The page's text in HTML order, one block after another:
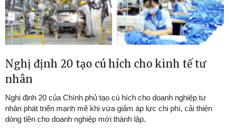
Nghị định 20 tạo cú hích cho kinh tế tư
nhân
Nghị định 20 của Chính phủ tạo cú hích cho doanh nghiệp tư
nhân phát triển mạnh mẽ khi vừa giảm áp lực chi phí, cải thiện
dòng tiền cho doanh nghiệp mới thành lập.